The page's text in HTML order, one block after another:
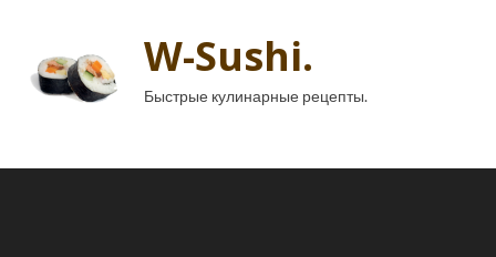
W-Sushi.
Быстрые кулинарные рецепты.